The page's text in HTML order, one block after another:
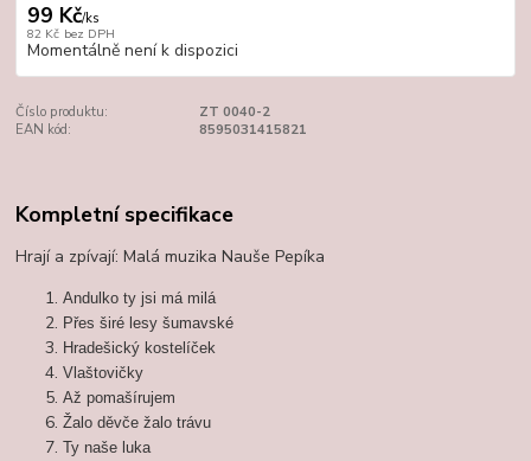
99 Kč/ks
82 Kč bez DPH
Momentálně není k dispozici
Číslo produktu:
ZT 0040-2
EAN kód:
8595031415821
Kompletní specifikace
Hrají a zpívají: Malá muzika Nauše Pepíka
Andulko ty jsi má milá
Přes širé lesy šumavské
Hradešický kostelíček
Vlaštovičky
Až pomašírujem
Žalo děvče žalo trávu
Ty naše luka